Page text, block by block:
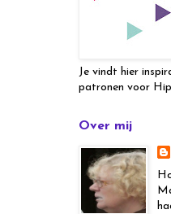
Je vindt hier
patronen voor
Over mij